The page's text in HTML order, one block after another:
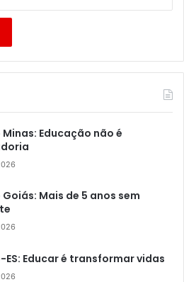
Minas: Educação não é
Goiás: Mais de 5 anos sem
ES: Educar é transformar vidas